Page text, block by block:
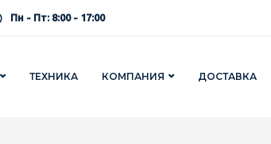
Пн - Пт: 8:00 - 17:00
ТЕХНИКА КОМПАНИЯ ДОСТАВКА